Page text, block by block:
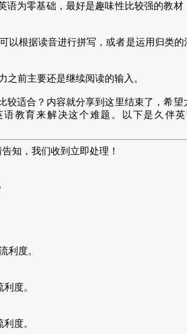
为零基础，最好是趣味性比较强的教材
以根据读音进行拼写，或者是运用归类
之前主要还是继续阅读的输入。
适合？内容就分享到这里结束了，希望
教育来解决这个难题。以下是久伴英
知，我们收到立即处理！
利度。
度。
度。